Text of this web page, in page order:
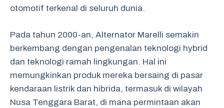
otomotif terkenal di seluruh dunia.
Pada tahun 2000-an, Alternator Marelli semakin
berkembang dengan pengenalan teknologi hybrid
dan teknologi ramah lingkungan. Hal ini
memungkinkan produk mereka bersaing di pasar
kendaraan listrik dan hibrida, termasuk di wilayah
Nusa Tenggara Barat, di mana permintaan akan